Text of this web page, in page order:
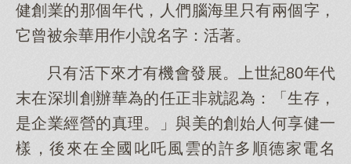
健創業的那個年代，人們腦海里只有兩個字，
它曾被余華用作小說名字：活著。
只有活下來才有機會發展。上世紀80年代
末在深圳創辦華為的任正非就認為：「生存，
是企業經營的真理。」與美的創始人何享健一
樣，後來在全國叱吒風雲的許多順德家電名